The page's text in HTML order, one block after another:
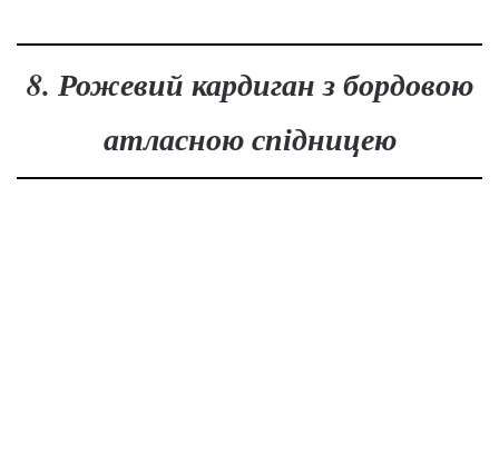
8. Рожевий кардиган з бордовою
атласною спідницею